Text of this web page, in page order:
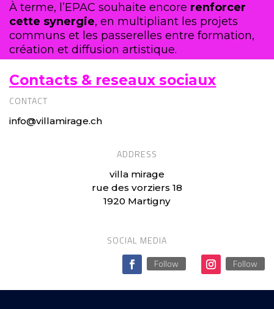
À terme, l’EPAC souhaite encore renforcer
cette synergie, en multipliant les projets
communs et les passerelles entre formation,
création et diffusion artistique.
Contacts & reseaux sociaux
CONTACT
info@villamirage.ch
ADDRESS
villa mirage
rue des vorziers 18
1920 Martigny
SOCIAL MEDIA
Follow
Follow